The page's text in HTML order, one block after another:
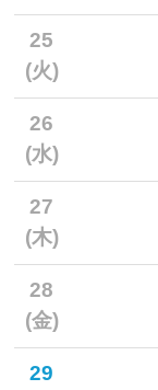
25
(火)
26
(水)
27
(木)
28
(金)
29